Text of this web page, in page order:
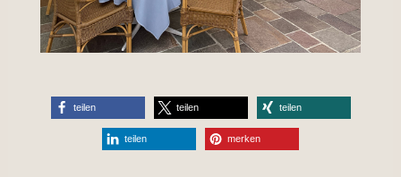
teilen teilen teilen
teilen merken